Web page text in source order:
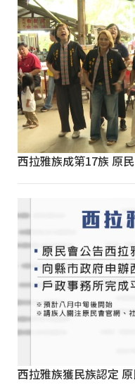
西拉雅族成第17族 原
西拉雅族獲民族認定